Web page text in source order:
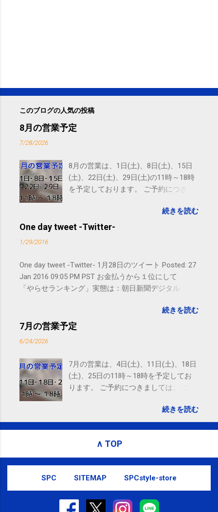
このブログの人気の投稿
8月の営業予定
7/28/2026
8月の営業は、1日(土)、8日(土)、15日
(土)、22日(土)、29日(土)の11時～18時
を予定しております。 ご予約につきま
す。 電話に出られないことがあります
ので、ご予約、お問い合わせは
続きを読む
One day tweet -Twitter-
1/29/2016
One day tweet -Twitter- 1月28日のツイート Posted: 27
Jan 2016 09:05 PM PST お金払うから１位にして
「やらせランキング」実態は：朝日新聞デジタル
to email updates from サクマフィジカルコンディショ
ニング(@SPCstyle) - Twilog . To stop receiving these
powered by Google Google Inc., 1600 Amphitheatre
Parkway, Mountain View, CA 94043, United States
続きを読む
7月の営業予定
6/24/2026
7月の営業は、4日(土)、11日(土)、18日
(土)、25日の11時～18時を予定してお
ります。 ご予約につきましては、 こち
れないことがありますので、ご予約、
お問い合わせはSMS（ショートメッセ
続きを読む
∧ TOP
SPC SITEMAP SPCstyle-store